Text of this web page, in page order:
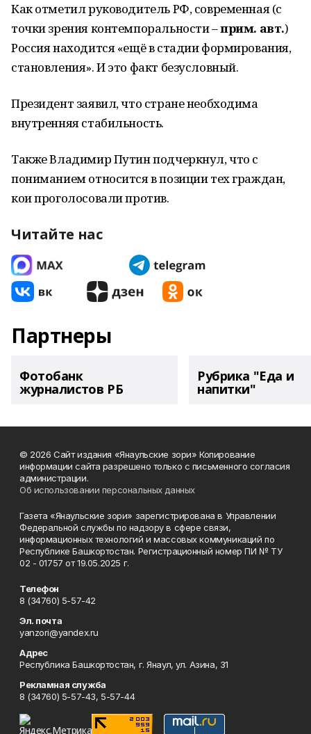
Как отметил руководитель РФ, современная (с
точки зрения контемпоральности –прим. авт.)
Россия находится «ещё в стадии формирования,
становления». И это факт безусловный.
Президент заявил, что стране необходима
внутренняя стабильность.
Также Владимир Путин подчеркнул, что с
пониманием относится в позиции тех граждан,
кои проголосовали против.
Читайте нас
Партнеры
Фотобанк
журналистов РБ
Рубрика "Еда и
напитки"
© 2026 Сайт издания «Янаульские зори» Копирование
информации сайта разрешено только с письменного согласия
администрации.
Об использовании персональных данных
Газета «Янаульские зори» зарегистрирована в Управлении
Федеральной службы по надзору в сфере связи,
информационных технологий и массовых коммуникаций по
Республике Башкортостан. Регистрационный номер ПИ № ТУ
02 - 01757 от 19.05.2025 г.
Телефон
8 (34760) 5-57-42
Эл. почта
yanzori@yandex.ru
Адрес
Республика Башкортостан, г. Янаул, ул. Азина, 31
Рекламная служба
8 (34760) 5-57-43, 5-57-44